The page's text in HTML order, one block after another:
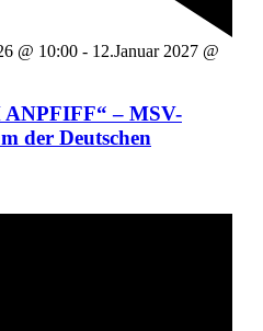
@ 10:00 - 12.Januar 2027 @
– MSV-
der Deutschen